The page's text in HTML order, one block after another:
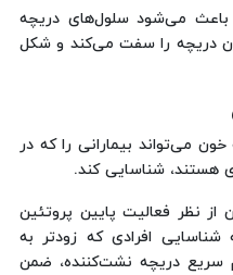
می‌شود سلول‌های دریچه
دریچه را سفت می‌کند و شکل
می‌تواند بیمارانی را که در
شناسایی کند.
از نظر فعالیت پایین پروتئین
شناسایی افرادی که زودتر به
سریع دریچه نشت‌کننده، ضمن